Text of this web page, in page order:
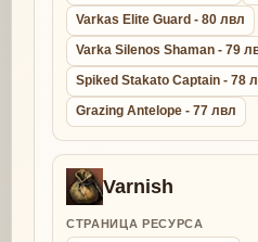
Varkas Elite Guard - 80 лвл
Varka Silenos Shaman - 79
Spiked Stakato Captain - 78
Grazing Antelope - 77 лвл
Varnish
СТРАНИЦА РЕСУРСА